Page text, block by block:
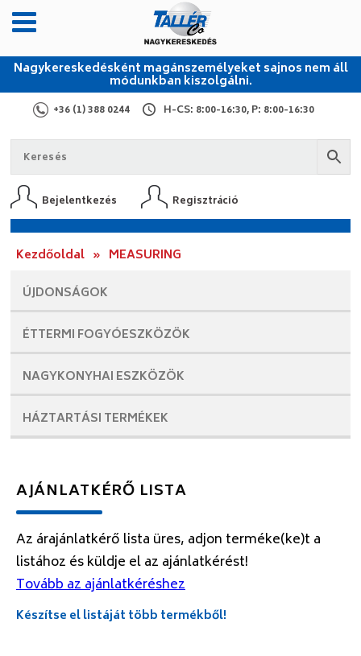
Nagykereskedésként magánszemélyeket sajnos nem áll
módunkban kiszolgálni.
+36 (1) 388 0244 H-CS: 8:00-16:30, P: 8:00-16:30
Bejelentkezés Regisztráció
Kezdőoldal » MEASURING
ÚJDONSÁGOK
ÉTTERMI FOGYÓESZKÖZÖK
NAGYKONYHAI ESZKÖZÖK
HÁZTARTÁSI TERMÉKEK
AJÁNLATKÉRŐ LISTA
Az árajánlatkérő lista üres, adjon terméke(ke)t a
listához és küldje el az ajánlatkérést!
Tovább az ajánlatkéréshez
Készítse el listáját több termékből!